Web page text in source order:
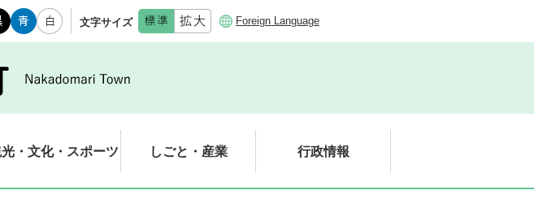
文字サイズ Foreign Language
・文化・スポーツ しごと・産業 行政情報